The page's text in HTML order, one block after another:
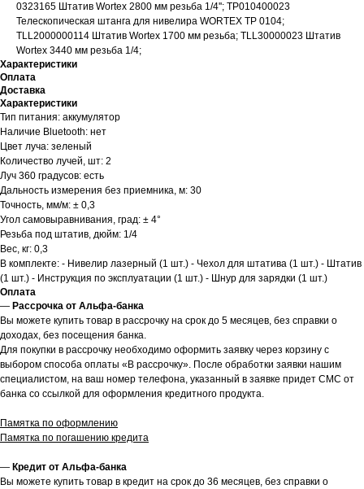
0323165 Штатив Wortex 2800 мм резьба 1/4''; TP010400023
Телескопическая штанга для нивелира WORTEX TP 0104;
TLL2000000114 Штатив Wortex 1700 мм резьба; TLL30000023 Штатив
Wortex 3440 мм резьба 1/4;
Характеристики
Оплата
Доставка
Характеристики
Тип питания: аккумулятор
Наличие Bluetooth: нет
Цвет луча: зеленый
Количество лучей, шт: 2
Луч 360 градусов: есть
Дальность измерения без приемника, м: 30
Точность, мм/м: ± 0,3
Угол самовыравнивания, град: ± 4°
Резьба под штатив, дюйм: 1/4
Вес, кг: 0,3
В комплекте: - Нивелир лазерный (1 шт.) - Чехол для штатива (1 шт.) - Штатив
(1 шт.) - Инструкция по эксплуатации (1 шт.) - Шнур для зарядки (1 шт.)
Оплата
— Рассрочка от Альфа-банка
Вы можете купить товар в рассрочку на срок до 5 месяцев, без справки о
доходах, без посещения банка.
Для покупки в рассрочку необходимо оформить заявку через корзину с
выбором способа оплаты «В рассрочку». После обработки заявки нашим
специалистом, на ваш номер телефона, указанный в заявке придет СМС от
банка со ссылкой для оформления кредитного продукта.
Памятка по оформлению
Памятка по погашению кредита
— Кредит от Альфа-банка
Вы можете купить товар в кредит на срок до 36 месяцев, без справки о